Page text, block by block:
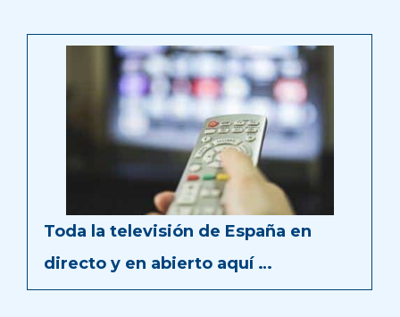
Toda la televisión de España en
directo y en abierto aquí …